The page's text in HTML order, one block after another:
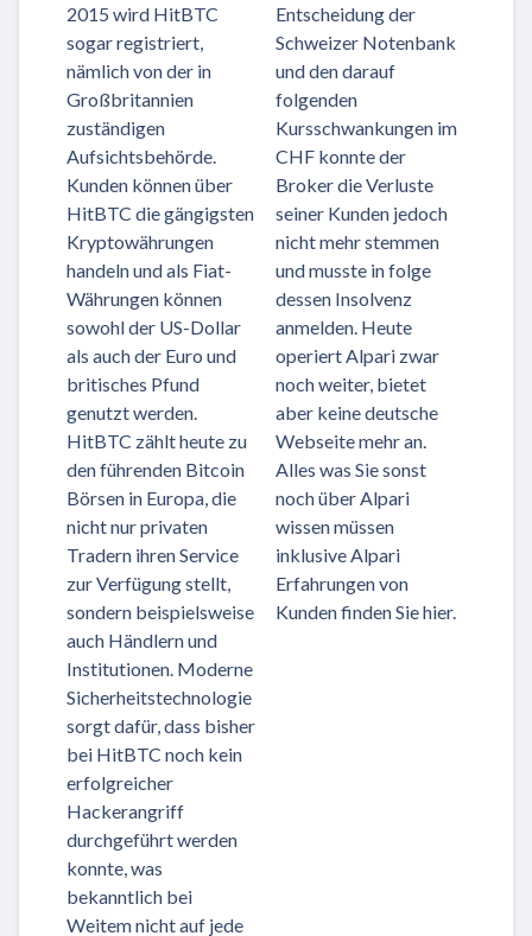
2015 wird HitBTC
sogar registriert,
nämlich von der in
Großbritannien
zuständigen
Aufsichtsbehörde.
Kunden können über
HitBTC die gängigsten
Kryptowährungen
handeln und als Fiat-
Währungen können
sowohl der US-Dollar
als auch der Euro und
britisches Pfund
genutzt werden.
HitBTC zählt heute zu
den führenden Bitcoin
Börsen in Europa, die
nicht nur privaten
Tradern ihren Service
zur Verfügung stellt,
sondern beispielsweise
auch Händlern und
Institutionen. Moderne
Sicherheitstechnologie
sorgt dafür, dass bisher
bei HitBTC noch kein
erfolgreicher
Hackerangriff
durchgeführt werden
konnte, was
bekanntlich bei
Weitem nicht auf jede
Entscheidung der
Schweizer Notenbank
und den darauf
folgenden
Kursschwankungen im
CHF konnte der
Broker die Verluste
seiner Kunden jedoch
nicht mehr stemmen
und musste in folge
dessen Insolvenz
anmelden. Heute
operiert Alpari zwar
noch weiter, bietet
aber keine deutsche
Webseite mehr an.
Alles was Sie sonst
noch über Alpari
wissen müssen
inklusive Alpari
Erfahrungen von
Kunden finden Sie hier.